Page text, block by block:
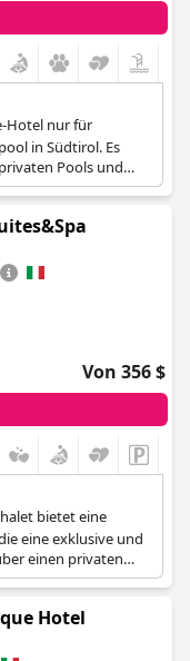
Hotel nur für
in Südtirol. Es
Pools und
und erstklassige
Von 356 $
bietet eine
eine exklusive und
einen privaten
und Saunen, alles
Hotel